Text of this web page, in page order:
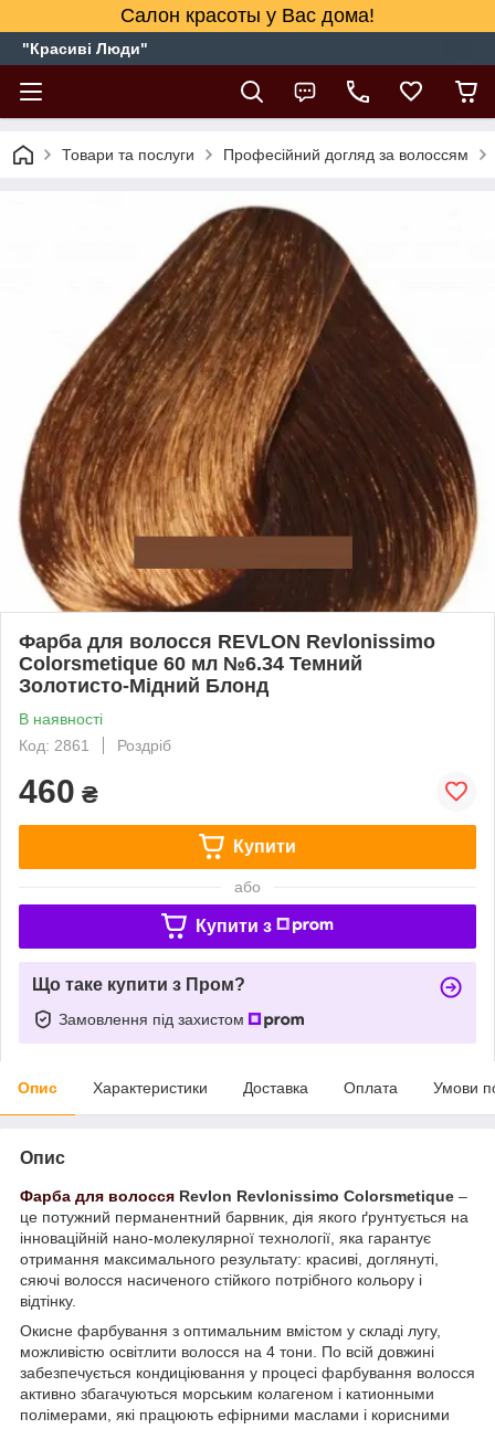
Салон красоты у Вас дома!
"Красиві Люди"
Товари та послуги Професійний догляд за волоссям
Фарба для волосся REVLON Revlonissimo
Colorsmetique 60 мл №6.34 Темний
Золотисто-Мідний Блонд
В наявності
Код: 2861
Роздріб
460 ₴
Купити
або
Купити з
Що таке купити з Пром?
Замовлення під захистом
Опис Характеристики Доставка Оплата Умови
Опис
Фарба для волосся Revlon Revlonissimo Colorsmetique –
це потужний перманентний барвник, дія якого ґрунтується на
інноваційній нано-молекулярної технології, яка гарантує
отримання максимального результату: красиві, доглянуті,
сяючі волосся насиченого стійкого потрібного кольору і
відтінку.
Окисне фарбування з оптимальним вмістом у складі лугу,
можливістю освітлити волосся на 4 тони. По всій довжині
забезпечується кондиціювання у процесі фарбування волосся
активно збагачуються морським колагеном і катионными
полімерами, які працюють ефірними маслами і корисними